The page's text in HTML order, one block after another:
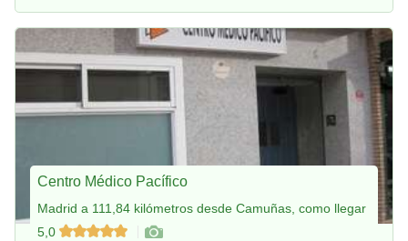
Centro Médico Pacífico
Madrid a 111,84 kilómetros desde Camuñas, como llegar
5,0